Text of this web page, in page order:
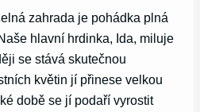
zahrada je pohádka plná
hlavní hrdinka, Ida, miluje
se stává skutečnou
květin jí přinese velkou
době se jí podaří vyrostit